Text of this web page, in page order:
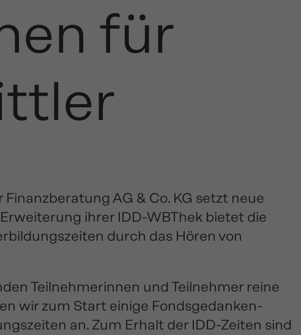
für
AG & Co. KG setzt neue
ihrer IDD-WBThek bietet die
durch das Hören von
Teilnehmerinnen und Teilnehmer reine
wir zum Start einige Fondsgedanken-
an. Zum Erhalt der IDD-Zeiten sind